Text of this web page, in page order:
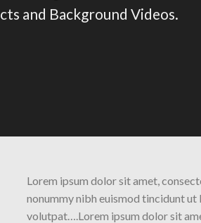
and Background Videos.
Lorem ipsum dolor sit amet,
nonummy nibh euismod tincidunt
volutpat….Lorem ipsum dolor sit